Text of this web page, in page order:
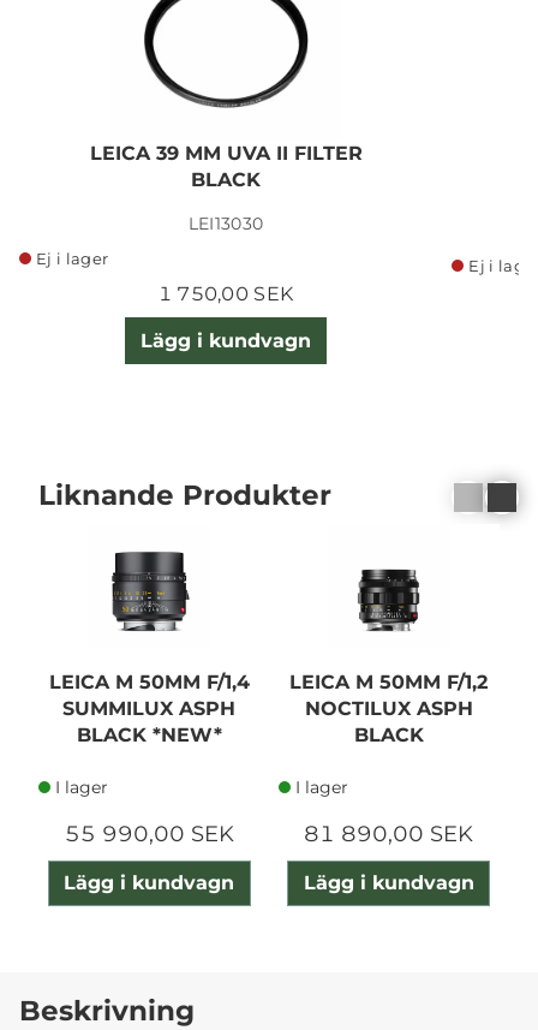
LEICA 39 MM UVA II FILTER
BLACK
LEI13030
Ej i lager
1 750,00 SEK
Lägg i kundvagn
Ej i
Liknande Produkter
LEICA M 50MM F/1,4
SUMMILUX ASPH
BLACK *NEW*
I lager
55 990,00 SEK
Lägg i kundvagn
LEICA M 50MM F/1,2
NOCTILUX ASPH
BLACK
I lager
81 890,00 SEK
Lägg i kundvagn
Beskrivning